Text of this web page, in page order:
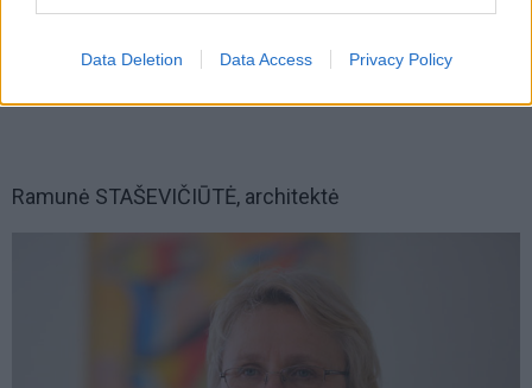
Data Deletion Data Access Privacy Policy
Ramunė STAŠEVIČIŪTĖ, architektė